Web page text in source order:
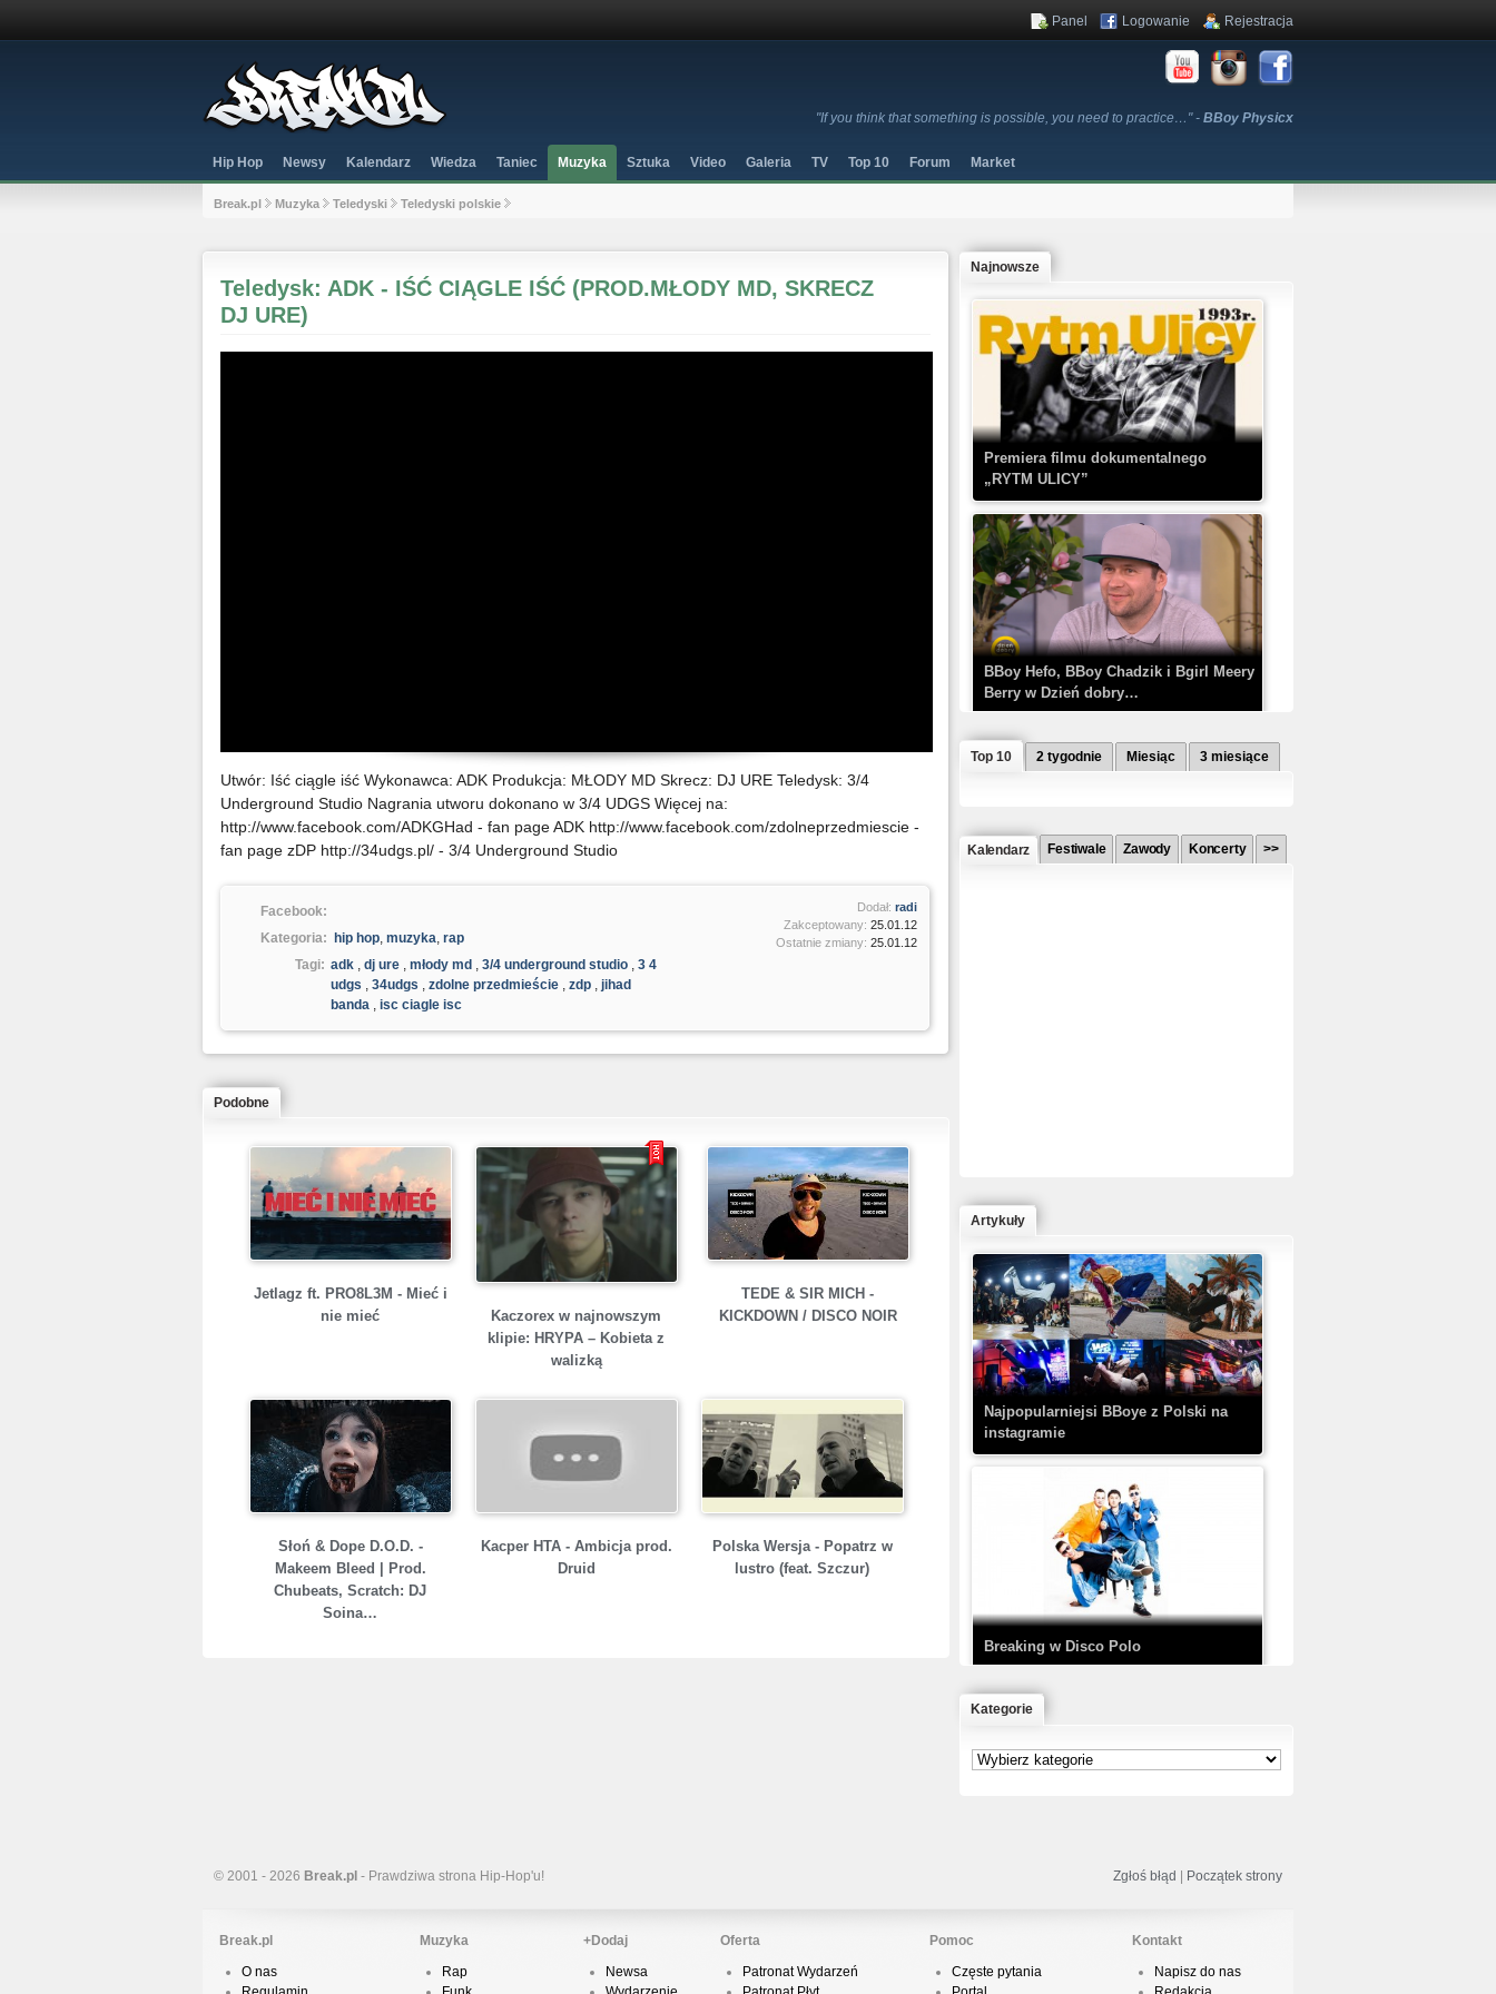
"If you think that something is possible, you need to practice…" - BBoy Physicx
Panel Logowanie Rejestracja
Hip Hop Newsy Kalendarz Wiedza Taniec Muzyka Sztuka Video Galeria TV Top 10 Forum Market
Break.pl Muzyka Teledyski Teledyski polskie
Teledysk: ADK - IŚĆ CIĄGLE IŚĆ (PROD.MŁODY MD, SKRECZ
DJ URE)
Utwór: Iść ciągle iść Wykonawca: ADK Produkcja: MŁODY MD Skrecz: DJ URE Teledysk: 3/4
Underground Studio Nagrania utworu dokonano w 3/4 UDGS Więcej na:
http://www.facebook.com/ADKGHad - fan page ADK http://www.facebook.com/zdolneprzedmiescie -
fan page zDP http://34udgs.pl/ - 3/4 Underground Studio
Facebook:
Kategoria:
hip hop, muzyka, rap
Tagi: adk , dj ure , młody md , 3/4 underground studio , 3 4
udgs , 34udgs , zdolne przedmieście , zdp , jihad
banda , isc ciagle isc
Dodał: radi
Zakceptowany: 25.01.12
Ostatnie zmiany: 25.01.12
Podobne
Jetlagz ft. PRO8L3M - Mieć i
nie mieć
Kaczorex w najnowszym
klipie: HRYPA – Kobieta z
walizką
TEDE & SIR MICH -
KICKDOWN / DISCO NOIR
Słoń & Dope D.O.D. -
Makeem Bleed | Prod.
Chubeats, Scratch: DJ
Soina…
Kacper HTA - Ambicja prod.
Druid
Polska Wersja - Popatrz w
lustro (feat. Szczur)
Najnowsze
Premiera filmu dokumentalnego
„RYTM ULICY”
BBoy Hefo, BBoy Chadzik i Bgirl Meery
Berry w Dzień dobry…
Kaczorex w najnowszym klipie: HRYPA
– Kobieta z walizką
TEDE & SIR MICH - KICKDOWN /
DISCO NOIR
Prod. Chubeats, Scratch:…
KrisBo - Cienie
Top 10 2 tygodnie Miesiąc 3 miesiące
Kalendarz Festiwale Zawody Koncerty >>
Artykuły
Najpopularniejsi BBoye z Polski na
instagramie
Breaking w Disco Polo
Kategorie
© 2001 - 2026 Break.pl - Prawdziwa strona Hip-Hop'u! Zgłoś błąd | Początek strony
Break.pl
O nas
Muzyka
Rap
+Dodaj
Newsa
Oferta
Patronat Wydarzeń
Pomoc
Częste pytania
Kontakt
Napisz do nas